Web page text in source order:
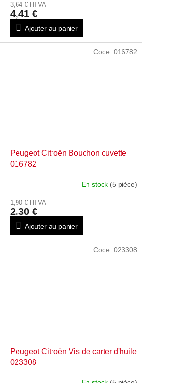
3,64 € HTVA
4,41 €
Ajouter au panier
Peugeot Citroën Bouchon cuvette
016782
En stock (5 pièce)
1,90 € HTVA
2,30 €
Ajouter au panier
Code: 016782
Peugeot Citroën Vis de carter d'huile
023308
Code: 023308